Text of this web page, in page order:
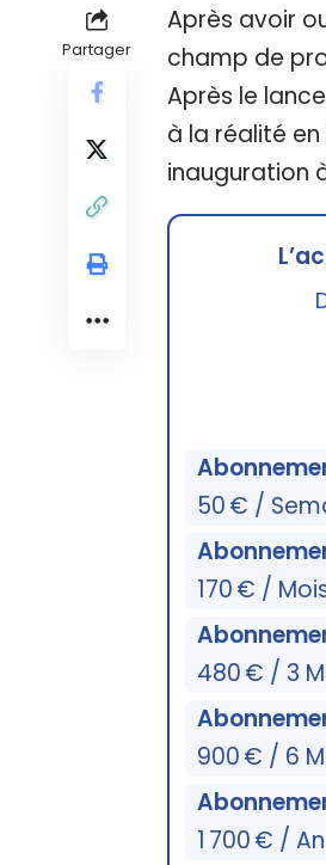
Partager
Après avoir
champ de
Après le
à la réalité en
inauguration
50 € /
170 € /
480 € / 3
900 € / 6
1 700 € / An